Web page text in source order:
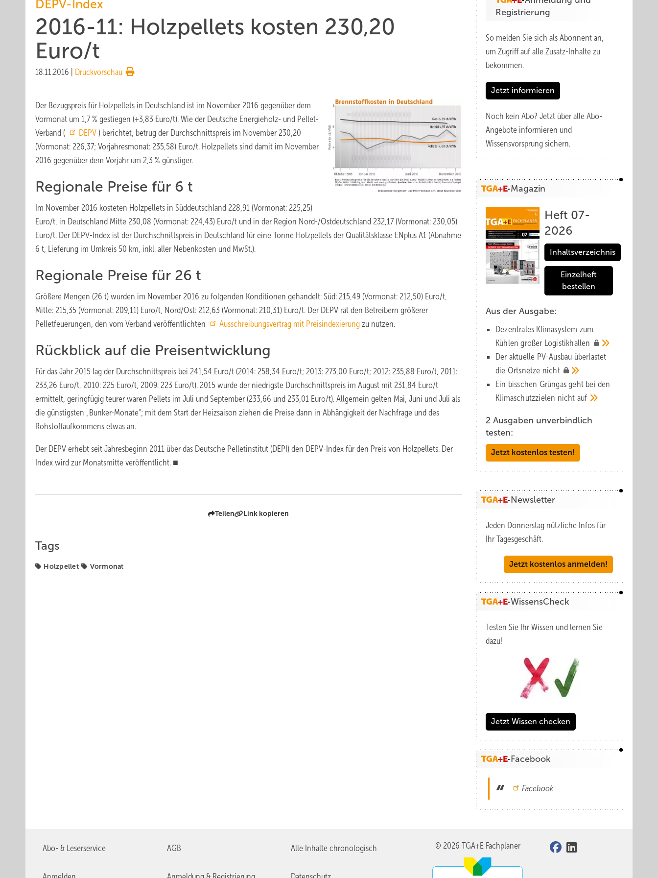
DEPV-Index
2016-11: Holzpellets kosten 230,20
Euro/t
18.11.2016 Druckvorschau
Der Bezugspreis für Holzpellets in Deutschland ist im November 2016 gegenüber dem
Vormonat um 1,7 % gestiegen (+3,83 Euro/t). Wie der Deutsche Energieholz- und Pellet-
Verband (
DEPV ) berichtet, betrug der Durchschnittspreis im November 230,20
(Vormonat: 226,37; Vorjahresmonat: 235,58) Euro/t. Holzpellets sind damit im November
2016 gegenüber dem Vorjahr um 2,3 % günstiger.
Regionale Preise für 6 t
Im November 2016 kosteten Holzpellets in Süddeutschland 228,91 (Vormonat: 225,25)
Euro/t, in Deutschland Mitte 230,08 (Vormonat: 224,43) Euro/t und in der Region Nord-/Ostdeutschland 232,17 (Vormonat: 230,05)
Euro/t. Der DEPV-Index ist der Durchschnittspreis in Deutschland für eine Tonne Holzpellets der Qualitätsklasse ENplus A1 (Abnahme
6 t, Lieferung im Umkreis 50 km, inkl. aller Nebenkosten und MwSt.).
Regionale Preise für 26 t
Größere Mengen (26 t) wurden im November 2016 zu folgenden Konditionen gehandelt: Süd: 215,49 (Vormonat: 212,50) Euro/t,
Mitte: 215,35 (Vormonat: 209,11) Euro/t, Nord/Ost: 212,63 (Vormonat: 210,31) Euro/t. Der DEPV rät den Betreibern größerer
Pelletfeuerungen, den vom Verband veröffentlichten
Ausschreibungsvertrag mit Preisindexierung zu nutzen.
Rückblick auf die Preisentwicklung
Für das Jahr 2015 lag der Durchschnittspreis bei 241,54 Euro/t (2014: 258,34 Euro/t; 2013: 273,00 Euro/t; 2012: 235,88 Euro/t, 2011:
233,26 Euro/t, 2010: 225 Euro/t, 2009: 223 Euro/t). 2015 wurde der niedrigste Durchschnittspreis im August mit 231,84 Euro/t
ermittelt, geringfügig teurer waren Pellets im Juli und September (233,66 und 233,01 Euro/t). Allgemein gelten Mai, Juni und Juli als
die günstigsten „Bunker-Monate“; mit dem Start der Heizsaison ziehen die Preise dann in Abhängigkeit der Nachfrage und des
Rohstoffaufkommens etwas an.
Der DEPV erhebt seit Jahresbeginn 2011 über das Deutsche Pelletinstitut (DEPI) den DEPV-Index für den Preis von Holzpellets. Der
Index wird zur Monatsmitte veröffentlicht. ■
Teilen Link kopieren
Tags
Holzpellet Vormonat
Registrierung
So melden Sie sich als Abonnent an,
um Zugriff auf alle Zusatz-Inhalte zu
bekommen.
Jetzt informieren
Noch kein Abo? Jetzt über alle Abo-
Angebote informieren und
Wissensvorsprung sichern.
Magazin
Heft 07-
2026
Inhaltsverzeichnis
Einzelheft
bestellen
Aus der Ausgabe:
Dezentrales Klimasystem zum
Kühlen großer Logistik­hallen
Der aktuelle PV-Ausbau über­lastet
die Orts­netze nicht
Ein bisschen Grüngas geht bei den
Klima­schutz­zielen nicht auf
2 Ausgaben unverbindlich
testen:
Jetzt kostenlos testen!
Newsletter
Jeden Donnerstag nützliche Infos für
Ihr Tagesgeschäft.
Jetzt kostenlos anmelden!
WissensCheck
Testen Sie Ihr Wissen und lernen Sie
dazu!
Jetzt Wissen checken
Facebook
Facebook
Abo- & Leserservice AGB Alle Inhalte chronologisch © 2026 TGA+E Fachplaner